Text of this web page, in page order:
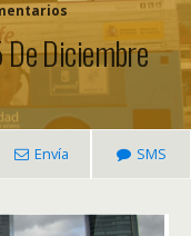
De Diciembre
Envía SMS